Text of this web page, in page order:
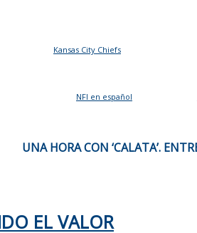
Kansas City Chiefs
NFl en español
UNA HORA CON ‘CALATA’.
EL VALOR